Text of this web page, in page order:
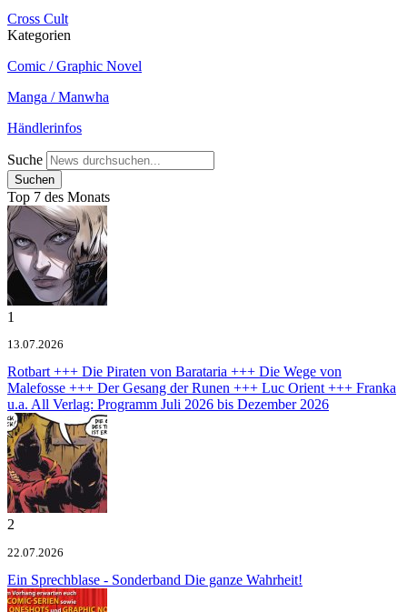
Cross Cult
Kategorien
Comic / Graphic Novel
Manga / Manwha
Händlerinfos
Suche
Top 7 des Monats
1
13.07.2026
Rotbart +++ Die Piraten von Barataria +++ Die Wege von
Malefosse +++ Der Gesang der Runen +++ Luc Orient +++ Franka
u.a. All Verlag: Programm Juli 2026 bis Dezember 2026
2
22.07.2026
Ein Sprechblase - Sonderband Die ganze Wahrheit!